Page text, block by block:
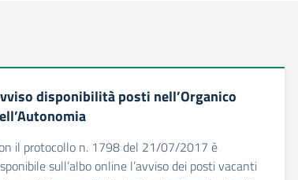
disponibilità posti nell’Organico
il protocollo n. 1798 del 21/07/2017 è
sull’albo online l’avviso dei posti vacanti